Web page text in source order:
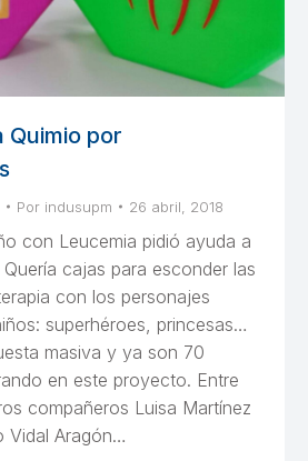
Quimio por
Por indusupm 26 abril, 2018
con Leucemia pidió ayuda a
cajas para esconder las
con los personajes
superhéroes, princesas…
masiva y ya son 70
en este proyecto. Entre
compañeros Luisa Martínez
Vidal Aragón…